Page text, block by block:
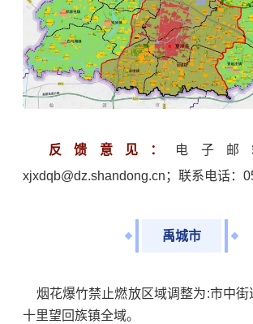
反馈意见： 电子邮
xjxdqb@dz.shandong.cn；联系电话：
禹城市
烟花爆竹禁止燃放区域调整为:市中街
十里望回族镇全域。